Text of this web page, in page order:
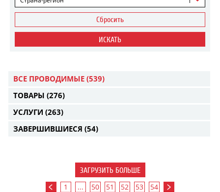
Сбросить
ИСКАТЬ
ВСЕ ПРОВОДИМЫЕ (539)
ТОВАРЫ (276)
УСЛУГИ (263)
ЗАВЕРШИВШИЕСЯ (54)
ЗАГРУЗИТЬ БОЛЬШЕ
1 ... 50 51 52 53 54